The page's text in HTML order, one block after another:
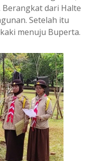
dari Halte
Setelah itu
menuju Buperta.